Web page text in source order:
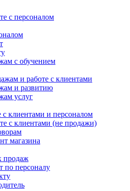
с персоналом
с обучением
и работе с клиентами
и развитию
услуг
с клиентами и персоналом
с клиентами (не продажи)
магазина
продаж
по персоналу